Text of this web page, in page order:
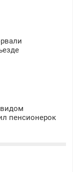
видом
пенсионерок